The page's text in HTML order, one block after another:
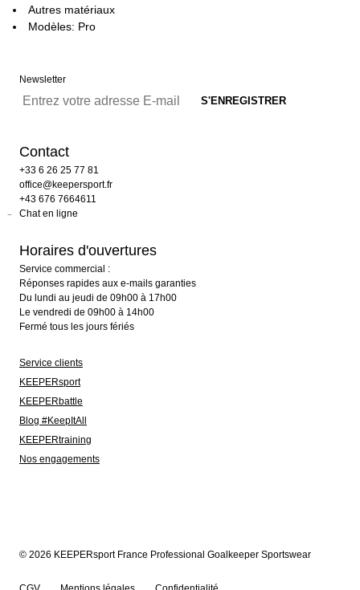
Autres matériaux
Modèles: Pro
Newsletter
Contact
+33 6 26 25 77 81
office@keepersport.fr
+43 676 7664611
Chat en ligne
Horaires d'ouvertures
Service commercial :
Réponses rapides aux e-mails garanties
Du lundi au jeudi de 09h00 à 17h00
Le vendredi de 09h00 à 14h00
Fermé tous les jours fériés
Service clients
KEEPERsport
KEEPERbattle
Blog #KeepItAll
KEEPERtraining
Nos engagements
© 2026 KEEPERsport France Professional Goalkeeper Sportswear